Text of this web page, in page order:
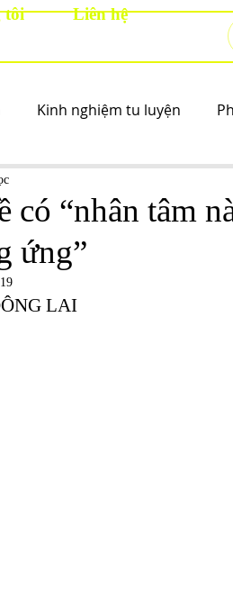
tôi Liên hệ
Kinh nghiệm tu luyện
có “nhân tâm
ứng”
LAI